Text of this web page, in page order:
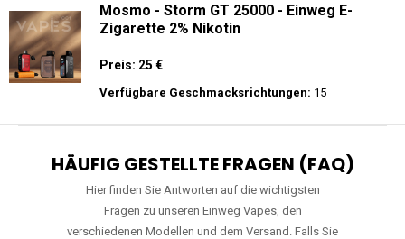
Mosmo - Storm GT 25000 - Einweg E-
Zigarette 2% Nikotin
Preis: 25 €
Verfügbare Geschmacksrichtungen: 15
HÄUFIG GESTELLTE FRAGEN (FAQ)
Hier finden Sie Antworten auf die wichtigsten
Fragen zu unseren Einweg Vapes, den
verschiedenen Modellen und dem Versand. Falls Sie